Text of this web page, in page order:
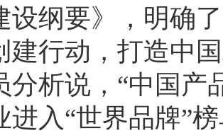
设纲要》，明确
建行动，打造中
分析说，“中国产
进入“世界品牌”